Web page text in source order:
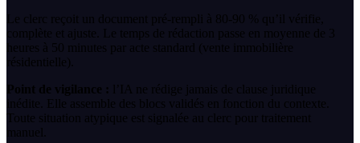
Le clerc reçoit un document pré-rempli à 80-90 % qu’il vérifie,
complète et ajuste. Le temps de rédaction passe en moyenne de 3
heures à 50 minutes par acte standard (vente immobilière
résidentielle).
Point de vigilance :
l’IA ne rédige jamais de clause juridique
inédite. Elle assemble des blocs validés en fonction du contexte.
Toute situation atypique est signalée au clerc pour traitement
manuel.